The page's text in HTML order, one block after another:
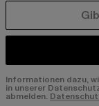
Informationen dazu,
in unserer
abmelden.